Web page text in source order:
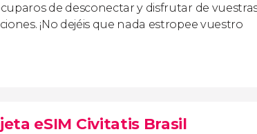
de desconectar y disfrutar de
¡No dejéis que nada estropee vuestro
eSIM Civitatis Brasil